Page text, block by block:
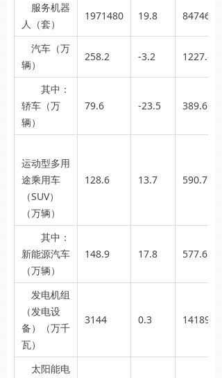
服务机器
人（套）
1971480 19.8 8474601
汽车（万
辆）
258.2 -3.2 1227.6
其中：
轿车（万
辆）
79.6 -23.5 389.6
运动型多用
途乘用车
（SUV）
（万辆）
128.6 13.7 590.7
其中：
新能源汽车
（万辆）
148.9 17.8 577.6
发电机组
（发电设
备）（万千
瓦）
3144 0.3 14189
太阳能电